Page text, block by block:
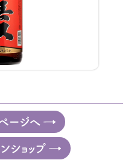
ージへ
ショップ